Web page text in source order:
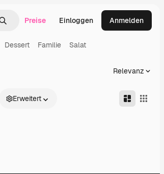
Bild suchen
SuchenPreise Einloggen Anmelden
Dessert Familie Salat
Relevanz
Erweitert